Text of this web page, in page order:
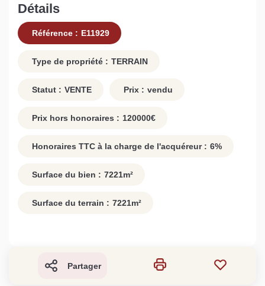
Détails
Référence : E11929
Type de propriété : TERRAIN
Statut : VENTE Prix : vendu
Prix hors honoraires : 120000€
Honoraires TTC à la charge de l'acquéreur : 6%
Surface du bien : 7221m²
Surface du terrain : 7221m²
Partager